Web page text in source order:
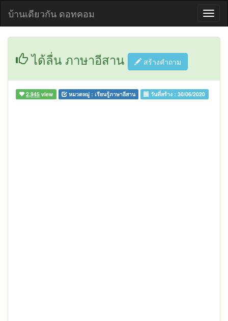
บ้านเดียวกัน ดอทคอม
ได้ลื่น ภาษาอีสาน สร้างคำถาม
2,945 view หมวดหมู่ : เรียนรู้ภาษาอีสาน วันที่สร้าง :30/06/2020